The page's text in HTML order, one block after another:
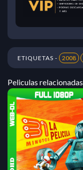
ETIQUETAS - 2008
Peliculas relacionadas